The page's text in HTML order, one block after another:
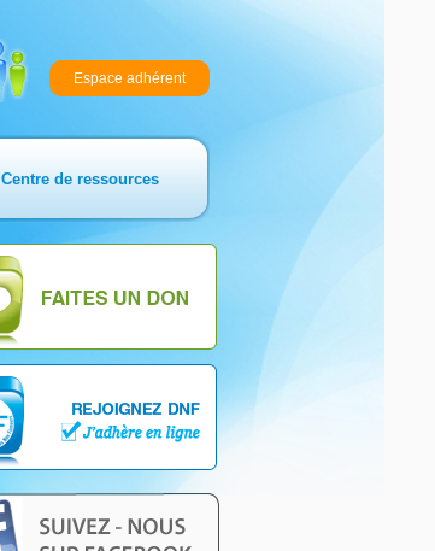
Espace adhérent
Centre de ressources